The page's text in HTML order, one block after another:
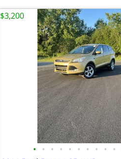
• • • • • • • • • •
$3,200